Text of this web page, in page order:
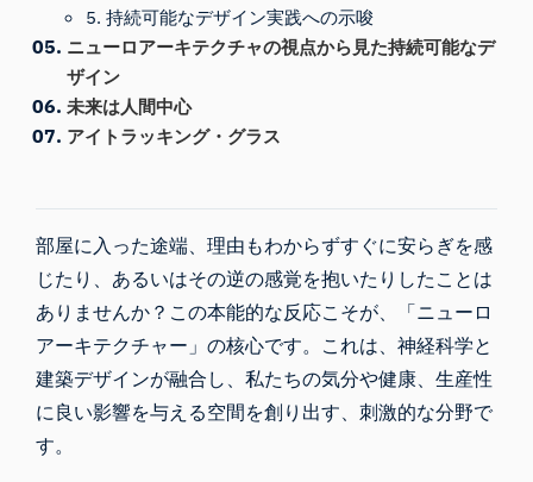
5. 持続可能なデザイン実践への示唆
ニューロアーキテクチャの視点から見た持続可能なデ
ザイン
未来は人間中心
アイトラッキング・グラス
部屋に入った途端、理由もわからずすぐに安らぎを感
じたり、あるいはその逆の感覚を抱いたりしたことは
ありませんか？この本能的な反応こそが、「ニューロ
アーキテクチャー」の核心です。これは、神経科学と
建築デザインが融合し、私たちの気分や健康、生産性
に良い影響を与える空間を創り出す、刺激的な分野で
す。